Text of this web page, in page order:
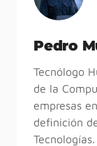
Pedro
Tecnólogo
de la
empresas
definición